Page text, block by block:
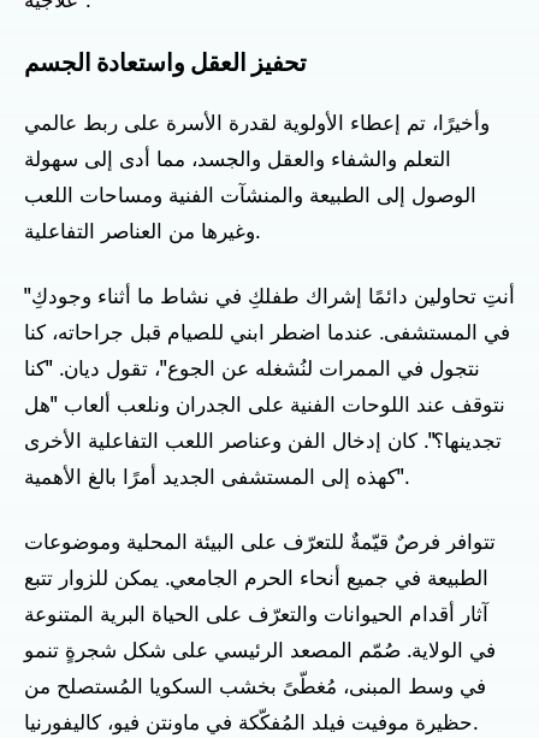
تحفيز العقل واستعادة الجسم
وأخيرًا، تم إعطاء الأولوية لقدرة الأسرة على ربط عالمي
التعلم والشفاء والعقل والجسد، مما أدى إلى سهولة
الوصول إلى الطبيعة والمنشآت الفنية ومساحات اللعب
وغيرها من العناصر التفاعلية.
"أنتِ تحاولين دائمًا إشراك طفلكِ في نشاط ما أثناء وجودكِ
في المستشفى. عندما اضطر ابني للصيام قبل جراحاته، كنا
نتجول في الممرات لنُشغله عن الجوع"، تقول ديان. "كنا
نتوقف عند اللوحات الفنية على الجدران ونلعب ألعاب "هل
تجدينها؟". كان إدخال الفن وعناصر اللعب التفاعلية الأخرى
كهذه إلى المستشفى الجديد أمرًا بالغ الأهمية".
تتوافر فرصٌ قيّمةٌ للتعرّف على البيئة المحلية وموضوعات
الطبيعة في جميع أنحاء الحرم الجامعي. يمكن للزوار تتبع
آثار أقدام الحيوانات والتعرّف على الحياة البرية المتنوعة
في الولاية. صُمّم المصعد الرئيسي على شكل شجرةٍ تنمو
في وسط المبنى، مُغطّىً بخشب السكويا المُستصلح من
حظيرة موفيت فيلد المُفكّكة في ماونتن فيو، كاليفورنيا.